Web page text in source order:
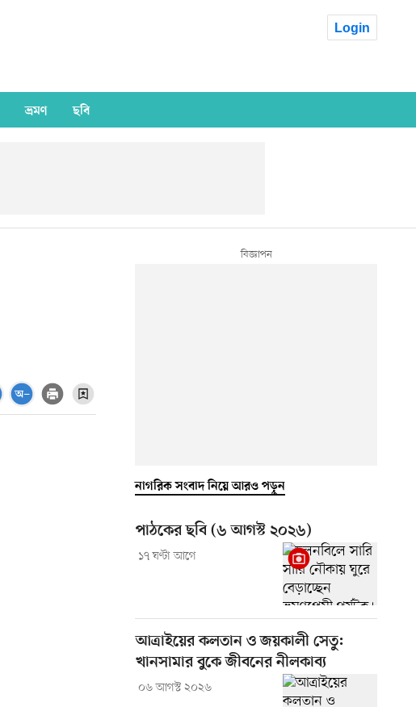
Login
ভ্রমণ ছবি
নাগরিক সংবাদ নিয়ে আরও পড়ুন
পাঠকের ছবি (৬ আগস্ট ২০২৬)
১৭ ঘণ্টা আগে
আত্রাইয়ের কলতান ও জয়কালী সেতু:
খানসামার বুকে জীবনের নীলকাব্য
০৬ আগস্ট ২০২৬